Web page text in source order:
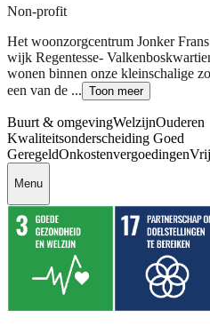
Non-profit
Het woonzorgcentrum Jonker
wijk Regentesse-
wonen binnen onze kleinschalige
een van de ... Toon meer
Buurt & omgevingWelzijnOuderen
Kwaliteitsonderscheiding Goed
GeregeldOnkostenvergoedingen
Menu